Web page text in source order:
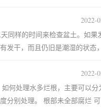
气、松软。
感染病虫害，这种情况下也会
了病虫害需及时处理，去除发
同样的时间来检查盆土。如果
发干，而且仍旧是潮湿的状态，
现这些问题。 看茎秆：如果在
出现了腐烂问题。 2.橡皮树
2022-
何处理水多烂根，主要可以分
全部腐烂 可剪
2022-